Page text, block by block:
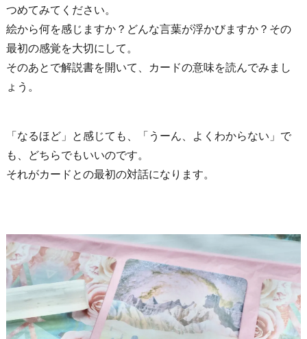
つめてみてください。
絵から何を感じますか？どんな言葉が浮かびますか？その
最初の感覚を大切にして。
そのあとで解説書を開いて、カードの意味を読んでみまし
ょう。
「なるほど」と感じても、「うーん、よくわからない」で
も、どちらでもいいのです。
それがカードとの最初の対話になります。